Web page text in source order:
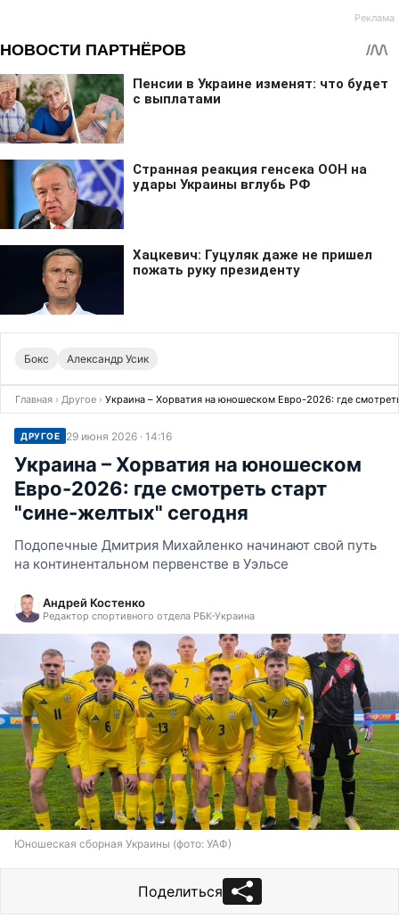
Бокс Александр Усик
Главная › Другое › Украина – Хорватия на юношеском Евро-2026: где
ДРУГОЕ 29 июня 2026 · 14:16
Украина – Хорватия на юношеском
Евро-2026: где смотреть старт
"сине-желтых" сегодня
Подопечные Дмитрия Михайленко начинают свой путь
на континентальном первенстве в Уэльсе
Андрей Костенко
Редактор спортивного отдела РБК-Украина
Юношеская сборная Украины (фото: УАФ)
Поделиться